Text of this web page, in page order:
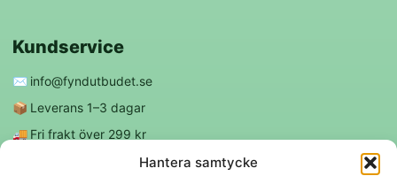
Hantera samtycke
Kundservice
✉️ info@fyndutbudet.se
📦 Leverans 1–3 dagar
🚚 Fri frakt över 299 kr